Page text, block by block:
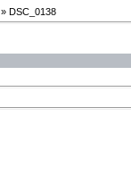
» DSC_0138